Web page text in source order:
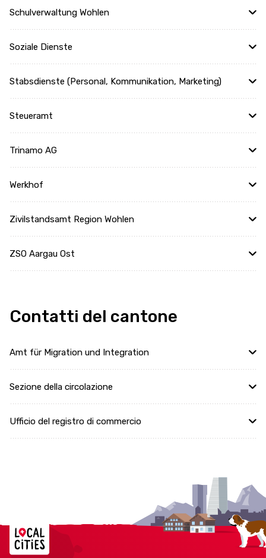
Schulverwaltung Wohlen
Soziale Dienste
Stabsdienste (Personal, Kommunikation, Marketing)
Steueramt
Trinamo AG
Werkhof
Zivilstandsamt Region Wohlen
ZSO Aargau Ost
Contatti del cantone
Amt für Migration und Integration
Sezione della circolazione
Ufficio del registro di commercio
Localcities